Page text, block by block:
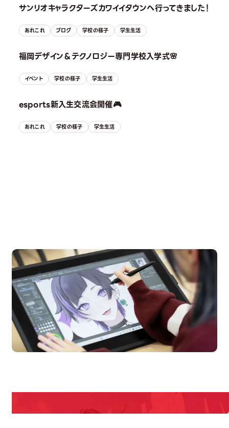
サンリオキャラクターズカワイイタウンへ行ってきました！
あれこれ ブログ 学校の様子 学生生活
福岡デザイン＆テクノロジー専門学校入学式🌸
イベント 学校の様子 学生生活
esports新入生交流会開催🎮
あれこれ 学校の様子 学生生活
Campus Open